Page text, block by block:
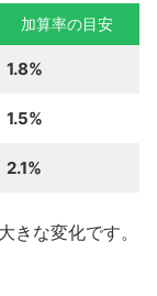
加算率の目安
1.8%
1.5%
2.1%
きな変化です。